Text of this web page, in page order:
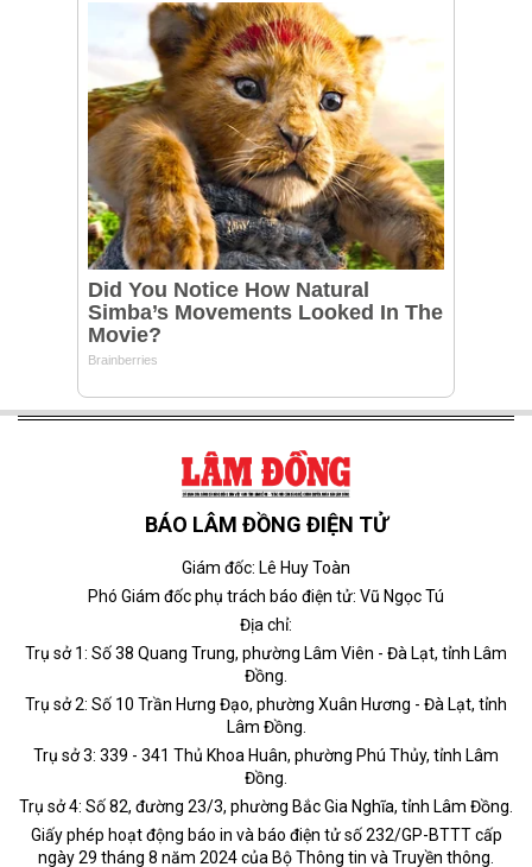
BÁO LÂM ĐỒNG ĐIỆN TỬ
Giám đốc: Lê Huy Toàn
Phó Giám đốc phụ trách báo điện tử: Vũ Ngọc Tú
Địa chỉ:
Trụ sở 1: Số 38 Quang Trung, phường Lâm Viên - Đà Lạt, tỉnh Lâm
Đồng.
Trụ sở 2: Số 10 Trần Hưng Đạo, phường Xuân Hương - Đà Lạt, tỉnh
Lâm Đồng.
Trụ sở 3: 339 - 341 Thủ Khoa Huân, phường Phú Thủy, tỉnh Lâm
Đồng.
Trụ sở 4: Số 82, đường 23/3, phường Bắc Gia Nghĩa, tỉnh Lâm Đồng.
Giấy phép hoạt động báo in và báo điện tử số 232/GP-BTTT cấp
ngày 29 tháng 8 năm 2024 của Bộ Thông tin và Truyền thông.